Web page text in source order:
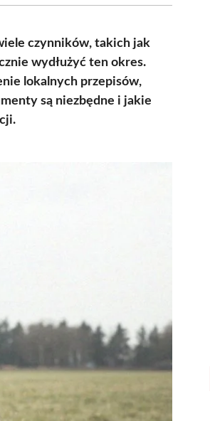
(Twitter)
czynników, takich jak
wydłużyć ten okres.
lokalnych przepisów,
są niezbędne i jakie